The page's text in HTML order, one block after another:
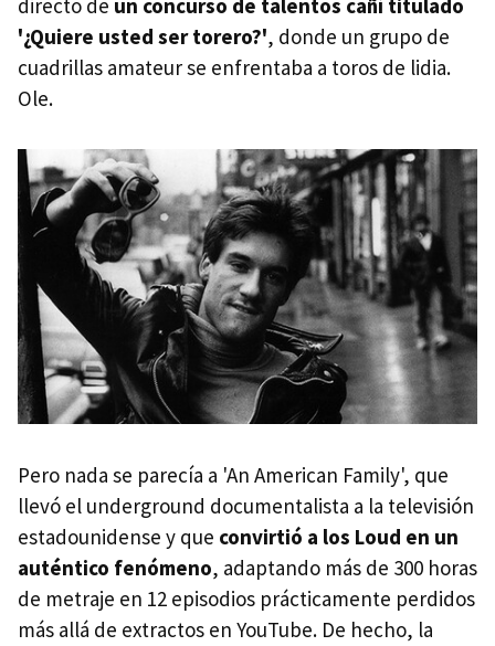
directo de un concurso de talentos cañí titulado
'¿Quiere usted ser torero?', donde un grupo de
cuadrillas amateur se enfrentaba a toros de lidia.
Ole.
Pero nada se parecía a 'An American Family', que
llevó el underground documentalista a la televisión
estadounidense y que convirtió a los Loud en un
auténtico fenómeno, adaptando más de 300 horas
de metraje en 12 episodios prácticamente perdidos
más allá de extractos en YouTube. De hecho, la